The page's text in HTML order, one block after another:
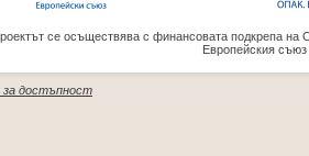
се осъществява с финансовата подкрепа на
Европейския
за достъпност